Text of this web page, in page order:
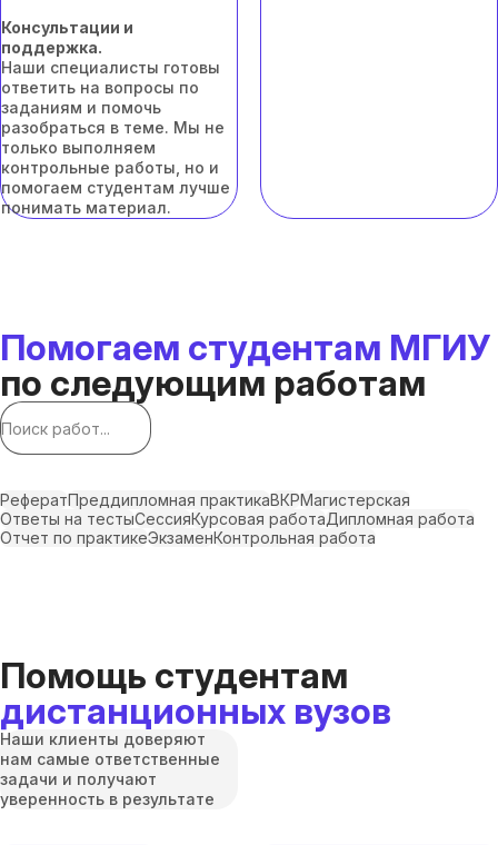
Консультации и
поддержка.
Наши специалисты готовы
ответить на вопросы по
заданиям и помочь
разобраться в теме. Мы не
только выполняем
контрольные работы, но и
помогаем студентам лучше
понимать материал.
Помогаем студентам МГИУ
по следующим работам
РефератПреддипломная практикаВКРМагистерская
Ответы на тестыСессияКурсовая работаДипломная работа
Отчет по практикеЭкзаменКонтрольная работа
Помощь студентам
дистанционных вузов
Наши клиенты доверяют
нам самые ответственные
задачи и получают
уверенность в результате